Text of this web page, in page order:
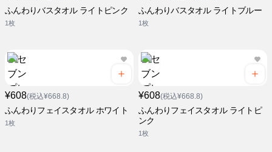
ふんわりバスタオル ライトピンク
1枚
ふんわりバスタオル ライトブルー
1枚
¥608(税込¥668.8)
ふんわりフェイスタオル ホワイト
1枚
¥608(税込¥668.8)
ふんわりフェイスタオル ライトピ
ンク
1枚